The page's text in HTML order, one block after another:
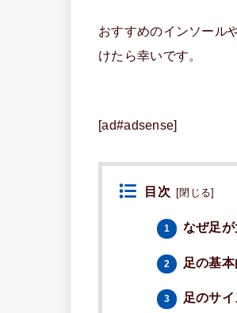
おすすめのインソール
けたら幸いです。
[ad#adsense]
目次 閉じる
1 なぜ足
2 足の基
3 足のサ